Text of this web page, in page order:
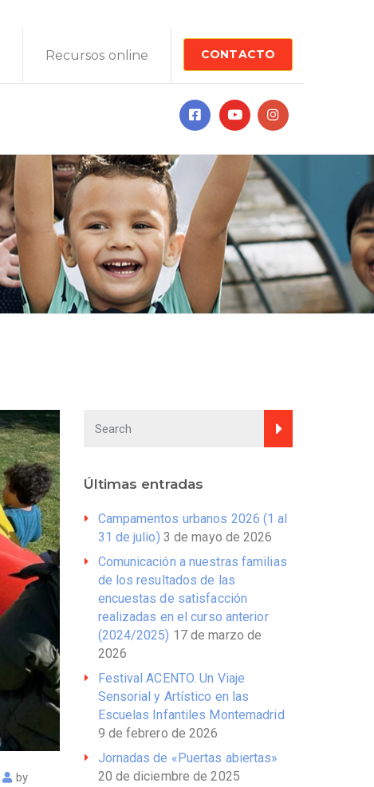
CONTACTO
Recursos online
by
Últimas entradas
Campamentos urbanos 2026 (1 al
31 de julio) 3 de mayo de 2026
Comunicación a nuestras familias
de los resultados de las
encuestas de satisfacción
realizadas en el curso anterior
(2024/2025) 17 de marzo de
2026
Festival ACENTO. Un Viaje
Sensorial y Artístico en las
Escuelas Infantiles Montemadrid
9 de febrero de 2026
Jornadas de «Puertas abiertas»
20 de diciembre de 2025